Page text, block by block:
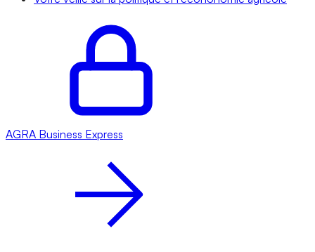
AGRA Business Express